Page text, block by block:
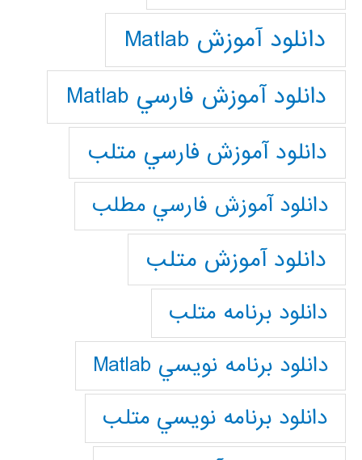
دانلود آموزش Matlab
دانلود آموزش فارسي Matlab
دانلود آموزش فارسي متلب
دانلود آموزش فارسي مطلب
دانلود آموزش متلب
دانلود برنامه متلب
دانلود برنامه نويسي Matlab
دانلود برنامه نويسي متلب